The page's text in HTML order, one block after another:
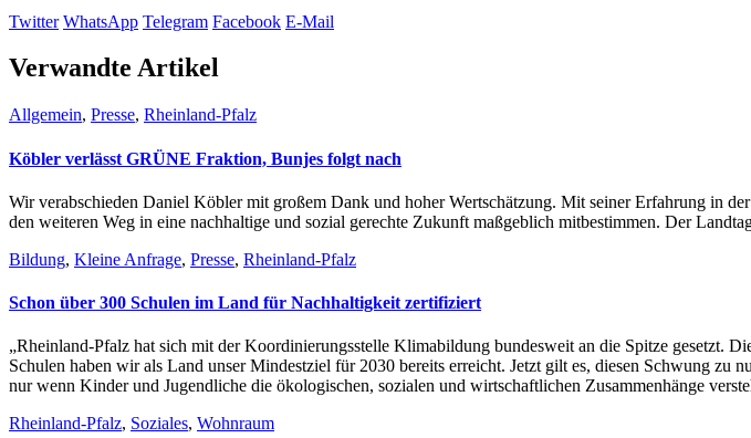
Twitter WhatsApp Telegram Facebook E-Mail
Verwandte Artikel
Allgemein, Presse, Rheinland-Pfalz
Köbler verlässt GRÜNE Fraktion, Bunjes folgt nach
Wir verabschieden Daniel Köbler mit großem Dank und hoher Wertschätzung. Mit seiner Erfahrung in
den weiteren Weg in eine nachhaltige und sozial gerechte Zukunft maßgeblich mitbestimmen. Der
Bildung, Kleine Anfrage, Presse, Rheinland-Pfalz
Schon über 300 Schulen im Land für Nachhaltigkeit zertifiziert
„Rheinland-Pfalz hat sich mit der Koordinierungsstelle Klimabildung bundesweit an die Spitze gesetzt.
Schulen haben wir als Land unser Mindestziel für 2030 bereits erreicht. Jetzt gilt es, diesen Schwung
nur wenn Kinder und Jugendliche die ökologischen, sozialen und wirtschaftlichen Zusammenhänge
Rheinland-Pfalz, Soziales, Wohnraum